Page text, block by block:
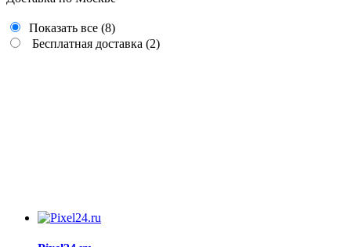
Показать все (8)
Бесплатная доставка (2)